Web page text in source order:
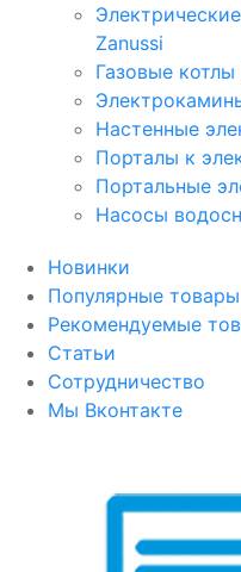
Zanussi
Газовые
Настенные
Порталы к
Портальные
Насосы
Новинки
Популярные товары
Рекомендуемые
Статьи
Сотрудничество
Мы Вконтакте